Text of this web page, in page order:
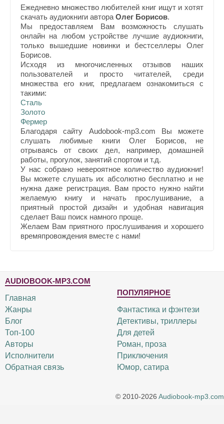
Ежедневно множество любителей книг ищут и хотят
скачать аудиокниги автора Олег Борисов.
Мы предоставляем Вам возможность слушать
онлайн на любом устройстве лучшие аудиокниги,
только вышедшие новинки и бестселлеры Олег
Борисов.
Исходя из многочисленных отзывов наших
пользователей и просто читателей, среди
множества его книг, предлагаем ознакомиться с
такими:
Сталь
Золото
Фермер
Благодаря сайту Audobook-mp3.com Вы можете
слушать любимые книги Олег Борисов, не
отрываясь от своих дел, например, домашней
работы, прогулок, занятий спортом и т.д.
У нас собрано невероятное количество аудиокниг!
Вы можете слушать их абсолютно бесплатно и не
нужна даже регистрация. Вам просто нужно найти
желаемую книгу и начать прослушивание, а
приятный простой дизайн и удобная навигация
сделает Ваш поиск намного проще.
Желаем Вам приятного прослушивания и хорошего
времяпровождения вместе с нами!
AUDIOBOOK-MP3.COM
Главная
Жанры
Блог
Топ-100
Авторы
Исполнители
Обратная связь
ПОПУЛЯРНОЕ
Фантастика и фэнтези
Детективы, триллеры
Для детей
Роман, проза
Приключения
Юмор, сатира
© 2010-2026 Audiobook-mp3.com